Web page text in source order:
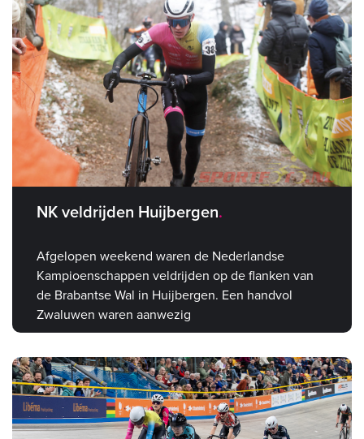
NK veldrijden Huijbergen
Afgelopen weekend waren de Nederlandse
Kampioenschappen veldrijden op de flanken van
de Brabantse Wal in Huijbergen. Een handvol
Zwaluwen waren aanwezig